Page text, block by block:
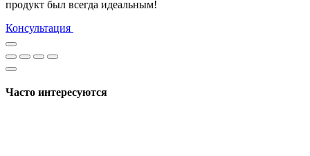
продукт был всегда идеальным!
Консультация
Часто интересуются